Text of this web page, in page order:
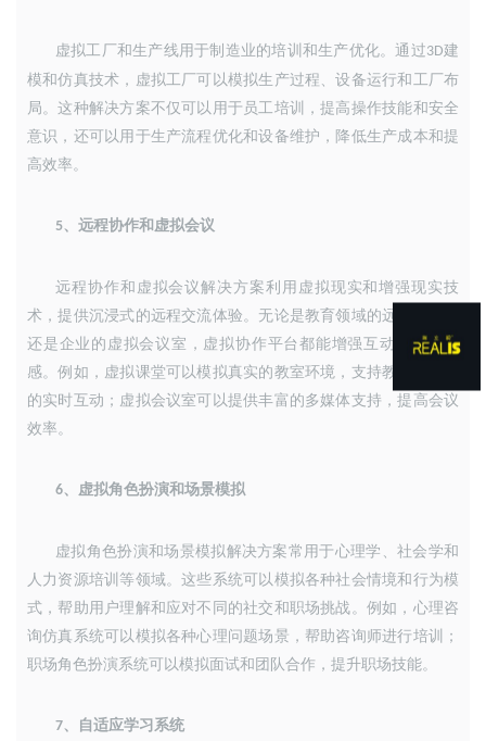
虚拟工厂和生产线用于制造业的培训和生产优化。通过3D建
模和仿真技术，虚拟工厂可以模拟生产过程、设备运行和工厂布
局。这种解决方案不仅可以用于员工培训，提高操作技能和安全
意识，还可以用于生产流程优化和设备维护，降低生产成本和提
高效率。
5、 远程协作和虚拟会议
远程协作和虚拟会议解决方案利用虚拟现实和增强现实技
术，提供沉浸式的远程交流体验。无论是教育领域的远程课堂，
还是企业的虚拟会议室，虚拟协作平台都能增强互动性和参与
感。例如，虚拟课堂可以模拟真实的教室环境，支持教师与学生
的实时互动；虚拟会议室可以提供丰富的多媒体支持，提高会议
效率。
6、 虚拟角色扮演和场景模拟
虚拟角色扮演和场景模拟解决方案常用于心理学、社会学和
人力资源培训等领域。这些系统可以模拟各种社会情境和行为模
式，帮助用户理解和应对不同的社交和职场挑战。例如，心理咨
询仿真系统可以模拟各种心理问题场景，帮助咨询师进行培训；
职场角色扮演系统可以模拟面试和团队合作，提升职场技能。
7、 自适应学习系统